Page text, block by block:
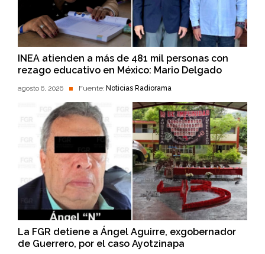
INEA atienden a más de 481 mil personas con
rezago educativo en México: Mario Delgado
agosto 6, 2026 Fuente: Noticias Radiorama
La FGR detiene a Ángel Aguirre, exgobernador
de Guerrero, por el caso Ayotzinapa